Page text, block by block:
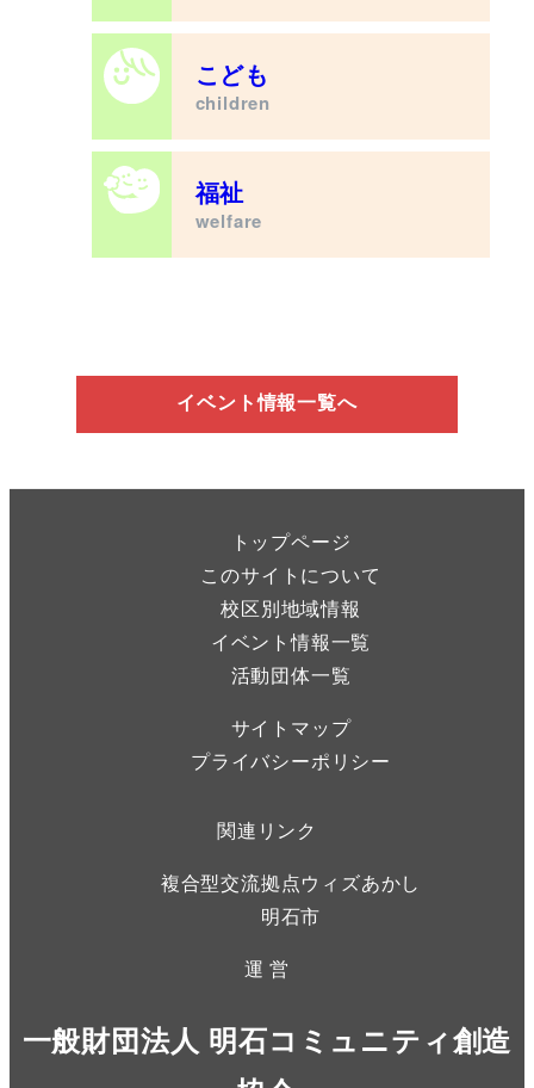
こども
children
福祉
welfare
イベント情報一覧へ
トップページ
このサイトについて
校区別地域情報
イベント情報一覧
活動団体一覧
サイトマップ
プライバシーポリシー
関連リンク
複合型交流拠点ウィズあかし
明石市
運 営
一般財団法人 明石コミュニティ創造